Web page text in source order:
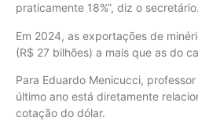
praticamente 18%”, diz o secretário.
Em 2024, as exportações de
(R$ 27 bilhões) a mais que as do
Para Eduardo Menicucci,
último ano está diretamente
cotação do dólar.